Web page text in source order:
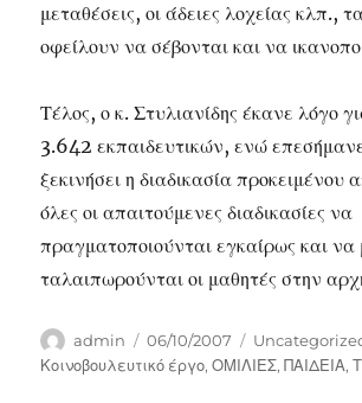
μεταθέσεις, οι άδειες λοχείας κλπ.,
οφείλουν να σέβονται και να
Τέλος, ο κ. Στυλιανίδης έκανε λόγο
3.642 εκπαιδευτικών, ενώ
ξεκινήσει η διαδικασία προκειμένου
όλες οι απαιτούμενες διαδικασίες να
πραγματοποιούνται εγκαίρως και να
ταλαιπωρούνται οι μαθητές στην
Author
admin
Posted
on
06/10/2007 Categories
Κοινοβουλευτικό έργο,ΟΜΙΛΙΕΣ,ΠΑΙΔΕΙΑ,